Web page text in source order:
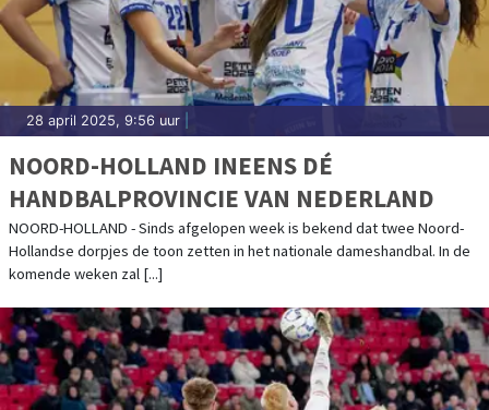
28 april 2025, 9:56 uur
NOORD-HOLLAND INEENS DÉ
HANDBALPROVINCIE VAN NEDERLAND
NOORD-HOLLAND - Sinds afgelopen week is bekend dat twee Noord-
Hollandse dorpjes de toon zetten in het nationale dameshandbal. In de
komende weken zal [...]